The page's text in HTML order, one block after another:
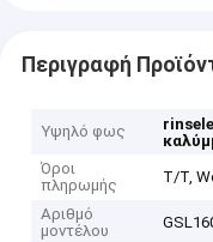
Περιγραφή
Υψηλό φως
Όροι
πληρωμής
T/T,
Αριθμό
μοντέλου